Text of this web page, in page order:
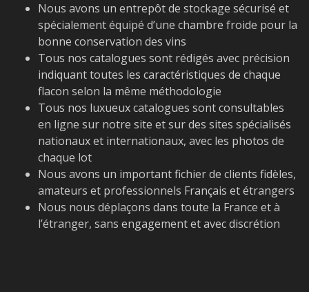
Nous avons un entrepôt de stockage sécurisé et
spécialement équipé d’une chambre froide pour la
bonne conservation des vins
Tous nos catalogues sont rédigés avec précision
indiquant toutes les caractéristiques de chaque
flacon selon la même méthodologie
Tous nos luxueux catalogues sont consultables
en ligne sur notre site et sur des sites spécialisés
nationaux et internationaux, avec les photos de
chaque lot
Nous avons un important fichier de clients fidèles,
amateurs et professionnels Français et étrangers
Nous nous déplaçons dans toute la France et à
l’étranger, sans engagement et avec discrétion